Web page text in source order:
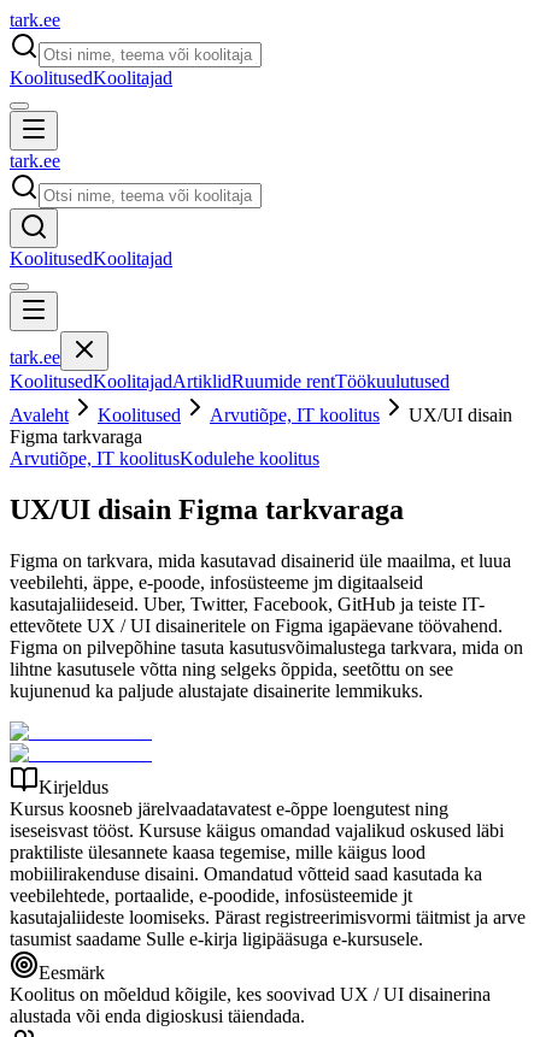
tark.ee
KoolitusedKoolitajad
tark.ee
KoolitusedKoolitajad
tark.ee
KoolitusedKoolitajadArtiklidRuumide rentTöökuulutused
Avaleht
Koolitused Arvutiõpe, IT koolitus
UX/UI disain
Figma tarkvaraga
Arvutiõpe, IT koolitusKodulehe koolitus
UX/UI disain Figma tarkvaraga
Figma on tarkvara, mida kasutavad disainerid üle maailma, et luua
veebilehti, äppe, e-poode, infosüsteeme jm digitaalseid
kasutajaliideseid. Uber, Twitter, Facebook, GitHub ja teiste IT-
ettevõtete UX / UI disaineritele on Figma igapäevane töövahend.
Figma on pilvepõhine tasuta kasutusvõimalustega tarkvara, mida on
lihtne kasutusele võtta ning selgeks õppida, seetõttu on see
kujunenud ka paljude alustajate disainerite lemmikuks.
Kirjeldus
Kursus koosneb järelvaadatavatest e-õppe loengutest ning
iseseisvast tööst. Kursuse käigus omandad vajalikud oskused läbi
praktiliste ülesannete kaasa tegemise, mille käigus lood
mobiilirakenduse disaini. Omandatud võtteid saad kasutada ka
veebilehtede, portaalide, e-poodide, infosüsteemide jt
kasutajaliideste loomiseks. Pärast registreerimisvormi täitmist ja arve
tasumist saadame Sulle e-kirja ligipääsuga e-kursusele.
Eesmärk
Koolitus on mõeldud kõigile, kes soovivad UX / UI disainerina
alustada või enda digioskusi täiendada.